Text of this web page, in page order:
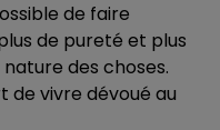
de faire
de pureté et plus
des choses.
vivre dévoué au